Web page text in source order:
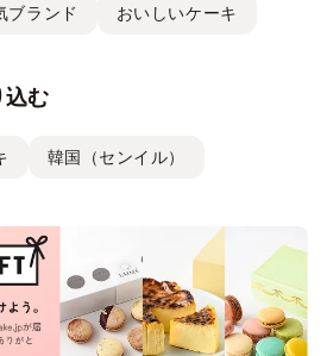
ブランド おいしいケーキ
込む
韓国（センイル）